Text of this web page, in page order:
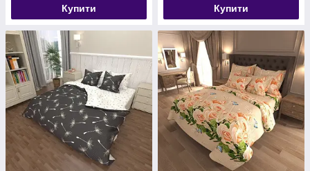
Купити Купити